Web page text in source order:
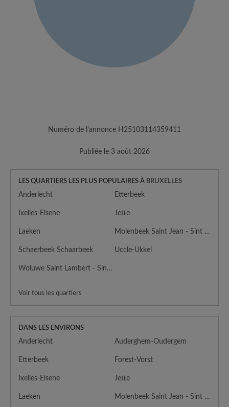
Numéro de l'annonce H25103114359411
Publiée le 3 août 2026
LES QUARTIERS LES PLUS POPULAIRES À BRUXELLES
Anderlecht Etterbeek
Ixelles-Elsene Jette
Laeken Molenbeek Saint Jean - Sint Jans Molenbeek
Schaerbeek Schaarbeek Uccle-Ukkel
Woluwe Saint Lambert - Sint Lambrechts Woluwe
Voir tous les quartiers
DANS LES ENVIRONS
Anderlecht Auderghem-Oudergem
Etterbeek Forest-Vorst
Ixelles-Elsene Jette
Laeken Molenbeek Saint Jean - Sint Jans Molenbeek